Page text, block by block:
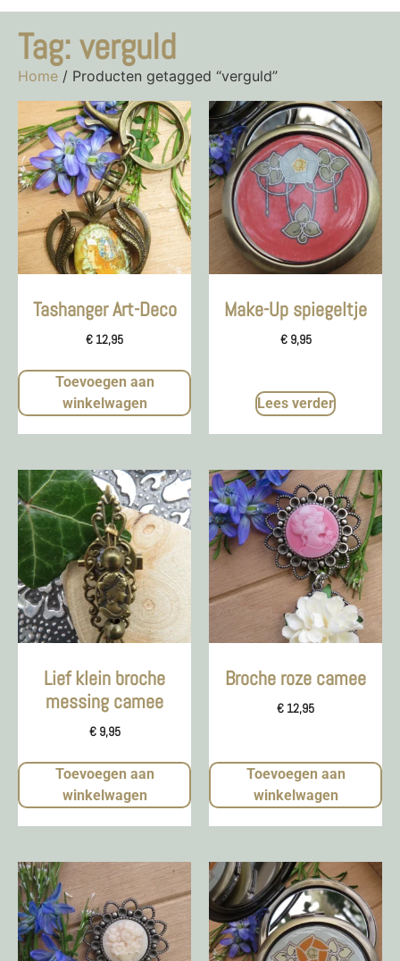
Tag: verguld
Home / Producten getagged “verguld”
Tashanger Art-Deco
€ 12,95
Toevoegen aan
winkelwagen
Make-Up spiegeltje
€9,95
Lees verder
Lief klein broche
messing camee
€9,95
Toevoegen aan
winkelwagen
Broche roze camee
€ 12,95
Toevoegen aan
winkelwagen